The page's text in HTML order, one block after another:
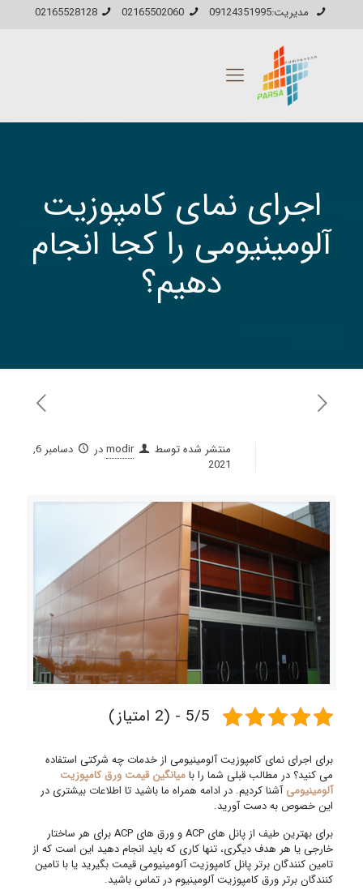
مدیریت:09124351995 02165502060
02165528128
اجرای نمای کامپوزیت
آلومینیومی را کجا انجام
دهیم؟
منتشر شده توسط modirدر
دسامبر 6,
2021
5/5 - (2 امتیاز)
برای اجرای نمای کامپوزیت آلومینیومی از خدمات چه شرکتی استفاده
می کنید؟ در مطالب قبلی شما را بامیانگین قیمت ورق کامپوزیت
آلومینیومیآشنا کردیم. در ادامه همراه ما باشید تا اطلاعات بیشتری در
این خصوص به دست آورید.
برای بهترین طیف از پانل های ACP و ورق های ACP برای هر ساختار
خارجی یا هر هدف دیگری، تنها کاری که باید انجام دهید این است که از
تامین کنندگان برتر پانل کامپوزیت آلومینیومی قیمت بگیرید یا با تامین
کنندگان برتر ورق کامپوزیت آلومینیوم در تماس باشید.